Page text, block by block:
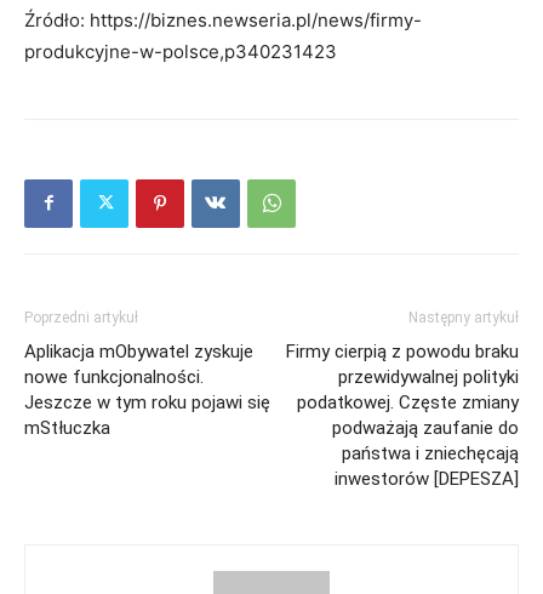
Źródło: https://biznes.newseria.pl/news/firmy-
produkcyjne-w-polsce,p340231423
Poprzedni artykuł
Aplikacja mObywatel zyskuje
nowe funkcjonalności.
Jeszcze w tym roku pojawi się
mStłuczka
Następny artykuł
Firmy cierpią z powodu braku
przewidywalnej polityki
podatkowej. Częste zmiany
podważają zaufanie do
państwa i zniechęcają
inwestorów [DEPESZA]